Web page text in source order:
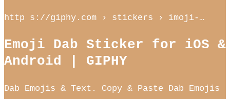
http s://giphy.com › stickers › imoji-…
Emoji Dab Sticker for iOS &
Android | GIPHY
Dab Emojis & Text. Copy & Paste Dab Emojis